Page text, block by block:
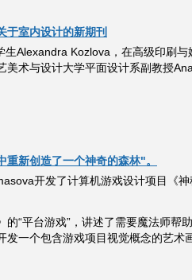
于室内设计的新期刊
Alexandra Kozlova，在高级印刷与
美术与设计大学平面设计系副教授
新创造了一个神奇的森林"。
开发了计算机游戏设计项目《
“平台游戏”，讲述了需要魔法师
发一个包含游戏项目视觉概念的艺术